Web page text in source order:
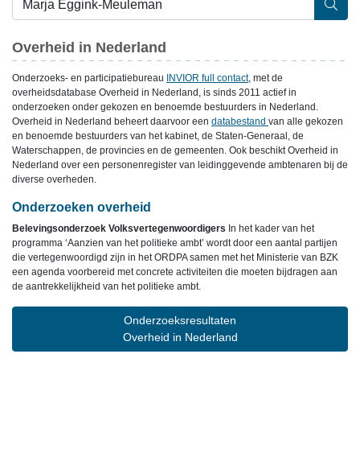
Overheid in Nederland
Onderzoeks- en participatiebureau INVIOR full contact, met de
overheidsdatabase Overheid in Nederland, is sinds 2011 actief in
onderzoeken onder gekozen en benoemde bestuurders in Nederland.
Overheid in Nederland beheert daarvoor een databestand van alle gekozen
en benoemde bestuurders van het kabinet, de Staten-Generaal, de
Waterschappen, de provincies en de gemeenten. Ook beschikt Overheid in
Nederland over een personenregister van leidinggevende ambtenaren bij de
diverse overheden.
Onderzoeken overheid
Belevingsonderzoek Volksvertegenwoordigers In het kader van het
programma ‘Aanzien van het politieke ambt’ wordt door een aantal partijen
die vertegenwoordigd zijn in het ORDPA samen met het Ministerie van BZK
een agenda voorbereid met concrete activiteiten die moeten bijdragen aan
de aantrekkelijkheid van het politieke ambt.
Onderzoeksresultaten
Overheid in Nederland